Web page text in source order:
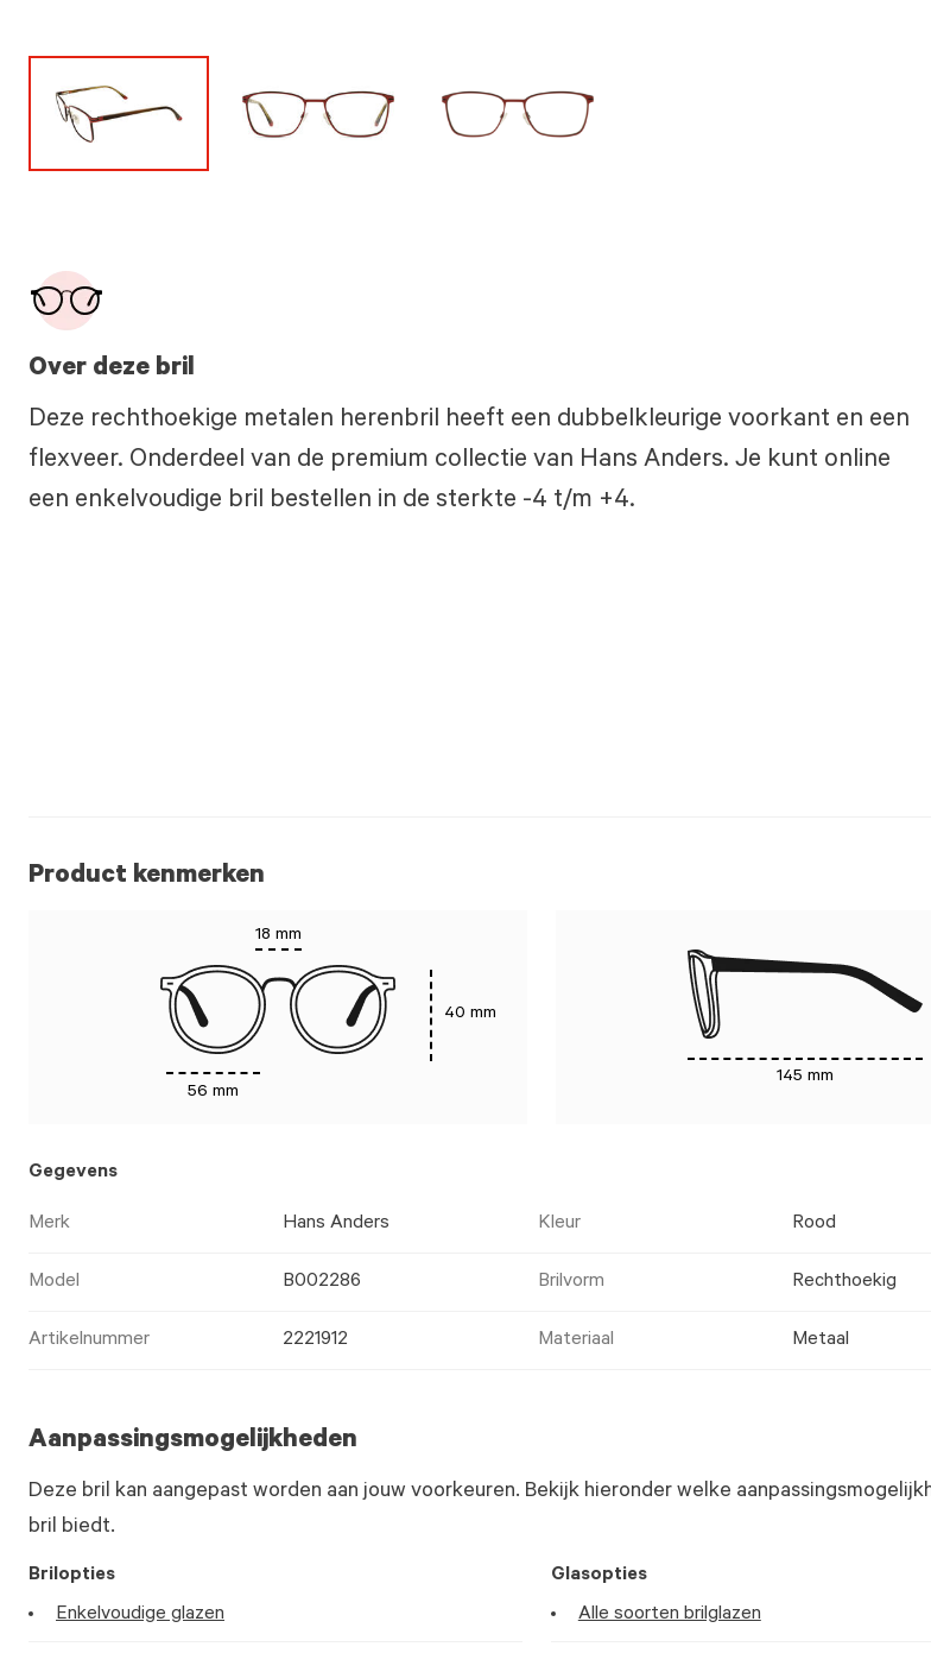
Over deze bril
Deze rechthoekige metalen herenbril heeft een dubbelkleurige voorkant en een
flexveer. Onderdeel van de premium collectie van Hans Anders. Je kunt online
een enkelvoudige bril bestellen in de sterkte -4 t/m +4.
Product kenmerken
18 mm
56 mm
40 mm
145 mm
Gegevens
Merk Hans Anders Kleur Rood
Model B002286 Brilvorm Rechthoekig
Artikelnummer 2221912 Materiaal Metaal
Aanpassingsmogelijkheden
Deze bril kan aangepast worden aan jouw voorkeuren. Bekijk hieronder welke
bril biedt.
Brilopties
Enkelvoudige glazen
Glasopties
Alle soorten brilglazen